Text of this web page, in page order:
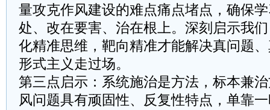
量攻克作风建设的难点痛点堵点，确保
处、改在要害、治在根上。深刻启示我
化精准思维，靶向精准才能解决真问题
形式主义走过场。
第三点启示：系统施治是方法，标本兼
风问题具有顽固性、反复性特点，单靠